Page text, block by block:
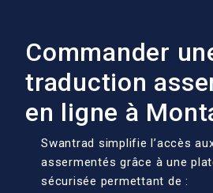
Commander
traduction
en ligne à
Swantrad simplifie l’accès
assermentés grâce à une
sécurisée permettant de :